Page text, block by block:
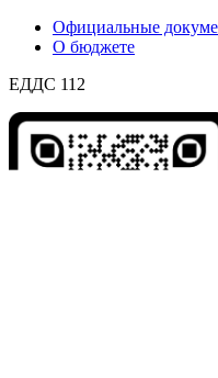
Официальные
О бюджете
ЕДДС 112